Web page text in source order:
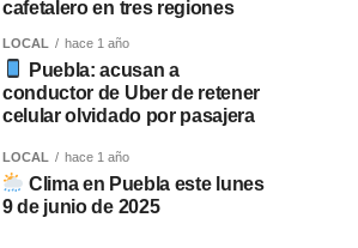
cafetalero en tres regiones
LOCAL hace 1 año
Puebla: acusan a
conductor de Uber de retener
celular olvidado por pasajera
LOCAL hace 1 año
Clima en Puebla este lunes
9 de junio de 2025